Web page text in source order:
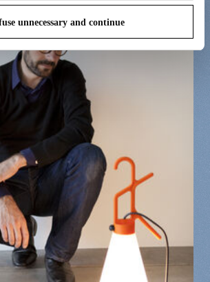
unnecessary and continue